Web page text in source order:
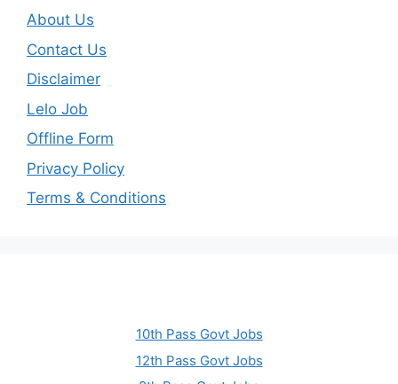
About Us
Contact Us
Disclaimer
Lelo Job
Offline Form
Privacy Policy
Terms & Conditions
10th Pass Govt Jobs
12th Pass Govt Jobs